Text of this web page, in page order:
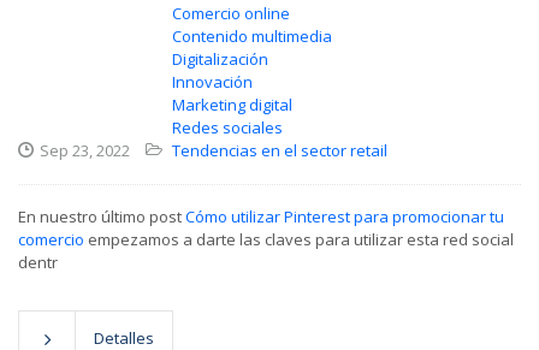
Sep 23, 2022
Comercio online
Contenido multimedia
Digitalización
Innovación
Marketing digital
Redes sociales
Tendencias en el sector retail
En nuestro último postCómo utilizar Pinterest para promocionar tu
comercio empezamos a darte las claves para utilizar esta red social
dentr
Detalles